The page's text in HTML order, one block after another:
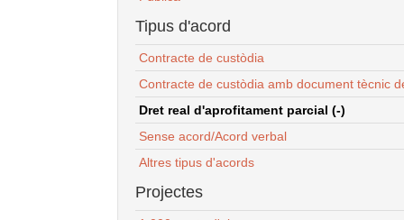
Tipus d'acord
Contracte de custòdia
Contracte de custòdia amb document tècnic
Dret real d'aprofitament parcial (-)
Sense acord/Acord verbal
Altres tipus d'acords
Projectes